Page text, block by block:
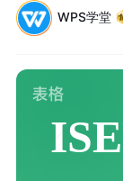
WPS学堂